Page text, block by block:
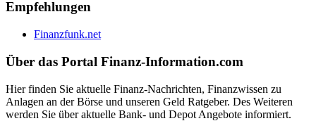
Empfehlungen
Finanzfunk.net
Über das Portal Finanz-Information.com
Hier finden Sie aktuelle Finanz-Nachrichten, Finanzwissen zu
Anlagen an der Börse und unseren Geld Ratgeber. Des Weiteren
werden Sie über aktuelle Bank- und Depot Angebote informiert.